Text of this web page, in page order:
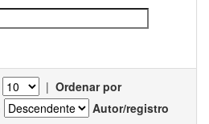
| Ordenar por
Autor/registro